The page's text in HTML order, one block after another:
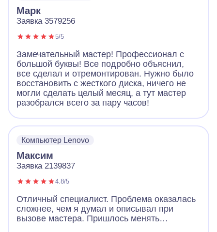
Марк
Заявка 3579256
5/5
Замечательный мастер! Профессионал с
большой буквы! Все подробно объяснил,
все сделал и отремонтирован. Нужно было
восстановить с жесткого диска, ничего не
могли сделать целый месяц, а тут мастер
разобрался всего за пару часов!
Компьютер Lenovo
Максим
Заявка 2139837
4.8/5
Отличный специалист. Проблема оказалась
сложнее, чем я думал и описывал при
вызове мастера. Пришлось менять